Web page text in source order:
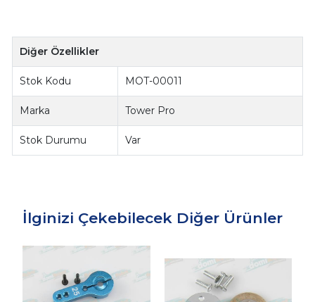
Diğer Özellikler
Stok Kodu MOT-00011
Marka Tower Pro
Stok Durumu Var
İlginizi Çekebilecek Diğer Ürünler